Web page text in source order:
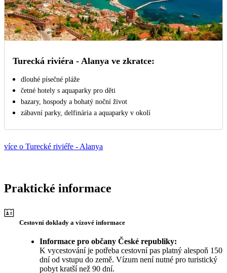
Turecká riviéra - Alanya ve zkratce:
dlouhé písečné pláže
četné hotely s aquaparky pro děti
bazary, hospody a bohatý noční život
zábavní parky, delfinária a aquaparky v okolí
více o Turecké riviéře - Alanya
Praktické informace
Cestovní doklady a vízové informace
Informace pro občany České republiky:
K vycestování je potřeba cestovní pas platný alespoň 150
dní od vstupu do země. Vízum není nutné pro turistický
pobyt kratší než 90 dní.